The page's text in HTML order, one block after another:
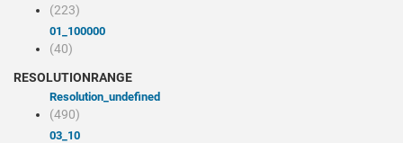
(223)
01_100000
(40)
RESOLUTIONRANGE
resolution_undefined
(490)
03_10